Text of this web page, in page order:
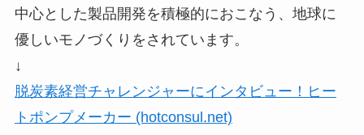
中心とした製品開発を積極的におこなう、地球に
優しいモノづくりをされています。
↓
脱炭素経営チャレンジャーにインタビュー！ヒー
トポンプメーカー (hotconsul.net)